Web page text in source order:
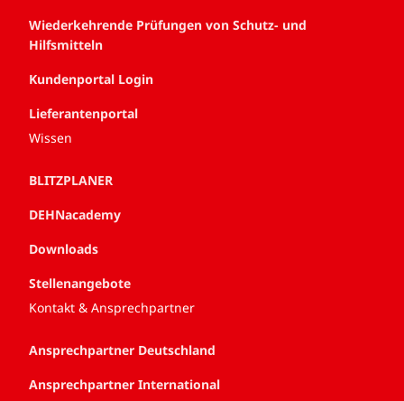
Wiederkehrende Prüfungen von Schutz- und
Hilfsmitteln
Kundenportal Login
Lieferantenportal
Wissen
BLITZPLANER
DEHNacademy
Downloads
Stellenangebote
Kontakt & Ansprechpartner
Ansprechpartner Deutschland
Ansprechpartner International